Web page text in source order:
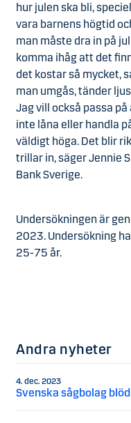
hur julen ska bli,
vara barnens högtid
man måste dra in på
komma ihåg att det
det kostar så mycket,
man umgås, tänder
Jag vill också passa
inte låna eller handla
väldigt höga. Det blir
trillar in, säger Jennie
Bank Sverige.
Undersökningen är
2023. Undersökning
25-75 år.
Andra nyheter
4. dec. 2023
Svenska sågbolag